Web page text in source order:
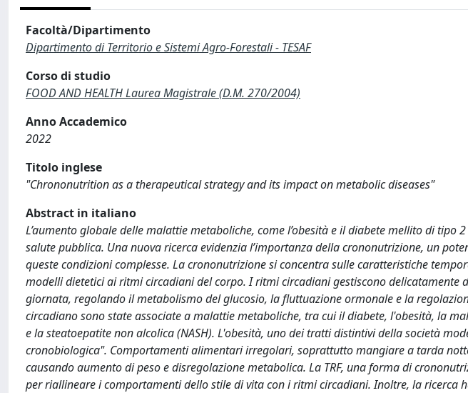
Facoltà/Dipartimento
Dipartimento di Territorio e Sistemi Agro-Forestali - TESAF
Corso di studio
FOOD AND HEALTH Laurea Magistrale (D.M. 270/2004)
Anno Accademico
2022
Titolo inglese
"Chrononutrition as a therapeutical strategy and its impact on metabolic diseases"
Abstract in italiano
L’aumento globale delle malattie metaboliche, come l’obesità e il diabete mellito di tipo
salute pubblica. Una nuova ricerca evidenzia l’importanza della crononutrizione, un
queste condizioni complesse. La crononutrizione si concentra sulle caratteristiche
modelli dietetici ai ritmi circadiani del corpo. I ritmi circadiani gestiscono delicatamente
giornata, regolando il metabolismo del glucosio, la fluttuazione ormonale e la
circadiano sono state associate a malattie metaboliche, tra cui il diabete, l'obesità, la
e la steatoepatite non alcolica (NASH). L'obesità, uno dei tratti distintivi della società
cronobiologica". Comportamenti alimentari irregolari, soprattutto mangiare a tarda
causando aumento di peso e disregolazione metabolica. La TRF, una forma di
per riallineare i comportamenti dello stile di vita con i ritmi circadiani. Inoltre, la ricerca